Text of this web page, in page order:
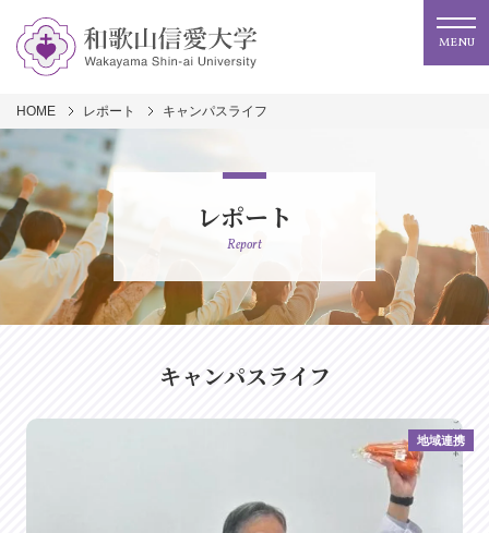
MENU
HOME レポート キャンパスライフ
レポート
Report
キャンパスライフ
地域連携